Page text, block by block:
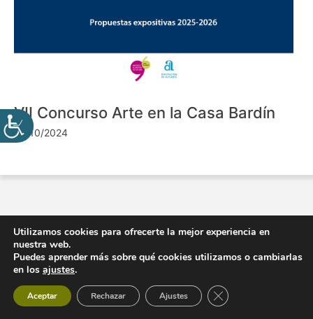
VII Concurso Arte en la Casa Bardín
24/10/2024
Utilizamos cookies para ofrecerte la mejor experiencia en
nuestra web.
Puedes aprender más sobre qué cookies utilizamos o cambiarlas
en los ajustes.
Aceptar Rechazar Ajustes Cerrar el banner de